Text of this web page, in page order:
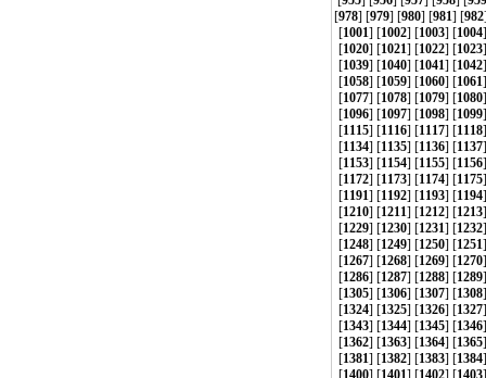
[978] [979] [980] [981] [982
[1001] [1002] [1003] [1004
[1020] [1021] [1022] [1023
[1039] [1040] [1041] [1042
[1058] [1059] [1060] [1061
[1077] [1078] [1079] [1080
[1096] [1097] [1098] [1099
[1115] [1116] [1117] [1118
[1134] [1135] [1136] [1137
[1153] [1154] [1155] [1156
[1172] [1173] [1174] [1175
[1191] [1192] [1193] [1194
[1210] [1211] [1212] [1213
[1229] [1230] [1231] [1232
[1248] [1249] [1250] [1251
[1267] [1268] [1269] [1270
[1286] [1287] [1288] [1289
[1305] [1306] [1307] [1308
[1324] [1325] [1326] [1327
[1343] [1344] [1345] [1346
[1362] [1363] [1364] [1365
[1381] [1382] [1383] [1384
[1400] [1401 ] [1402] [1403